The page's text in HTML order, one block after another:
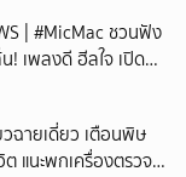
| #MicMac ชวนฟัง
! เพลงดี ฮีลใจ เปิด
ฉายเดี่ยว เตือนพิษ
แนะพกเครื่องตรวจ